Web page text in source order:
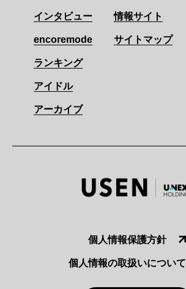
インタビュー
encoremode
ランキング
アイドル
アーカイブ
情報サイト
サイトマップ
個人情報保護方針
個人情報の取扱いについて